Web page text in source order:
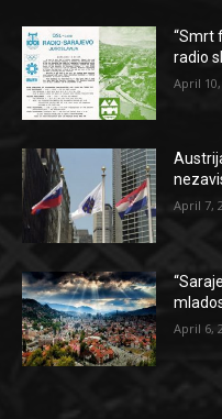
“Smrt
radio
April
April 7,
April 6,